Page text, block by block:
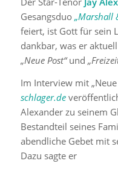
Gesangsduo „Marshall
feiert, ist Gott für sein
dankbar, was er
„Neue Post“und
Im Interview mit
schlager.de
Alexander zu seinem
Bestandteil seines
abendliche Gebet mit
Dazu sagte er